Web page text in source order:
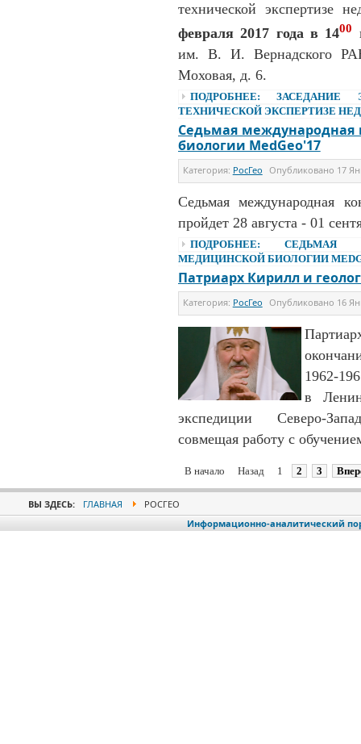
технической экспертизе
февраля 2017 года в 1400
им. В. И. Вернадского
Моховая, д. 6.
ПОДРОБНЕЕ:
ТЕХНИЧЕСКОЙ ЭКСПЕРТИЗЕ
Седьмая
биологии MedGeo'17
Категория: РосГео Опубликовано 17
Седьмая международная
пройдет 28 августа - 01
ПОДРОБНЕЕ: СЕДЬМАЯ
МЕДИЦИНСКОЙ БИОЛОГИИ
Патриарх Кирилл и
Категория: РосГео Опубликовано 16
1962-
в
экспедиции Северо-
совмещая работу с
В начало Назад 1 2 3
ВЫ ЗДЕСЬ: ГЛАВНАЯ
РОСГЕО
Информационно-аналитический